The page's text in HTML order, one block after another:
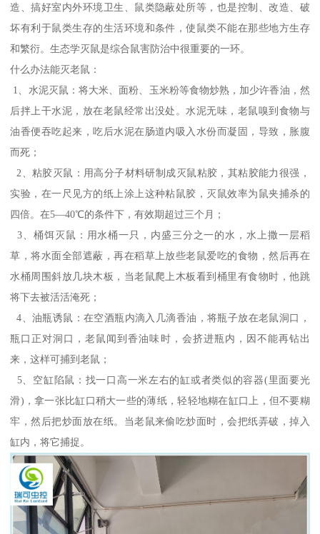
造、搞好室内外环境卫生、鼠类隐蔽处所等，也是控制、改造、破
坏有利于鼠类生存的生活环境和条件，使鼠类不能在那些地方生存
和繁衍。生态学灭鼠是综合鼠害防治中很重要的一环。
什么办法能灭老鼠：
1、水泥灭鼠：将大米、面粉、玉米粉等食物炒熟，加少许香油，然
后拌上干水泥，放在老鼠经常出没处。水泥无味，老鼠嗅到食物与
油香便吞吃起来，吃后水泥在肠道内吸入水份而凝固，导致，胀腹
而死；
2、粘胶灭鼠：用高分子材料研制成灭鼠粘胶，其粘胶能力很强，
实验，在一尺见方的纸上涂上这种粘鼠胶，灭鼠效率为鼠夹捕杀的
四倍。在5—40℃的条件下，有效期超过三个月；
3、桶饵灭鼠：用水桶一只，内盛三分之一的水，水上撒一层稻
草，将水面全部遮蔽，再在稻草上放些老鼠爱吃的食物，然后再在
水桶周围斜放几块木板，当老鼠爬上木板看到桶里有食物时，他跳
将下去被活活淹死；
4、油瓶诱鼠：在空酒瓶内滴入几滴香油，将瓶子放在老鼠洞口，
瓶口正对洞口，老鼠闻到香油味时，会挤进瓶内，因不能再钻出
来，这样可捕到老鼠；
5、空缸陷鼠：找一口高一米左右的缸或者类似的容器(里面要光
滑)，拿一张比缸口稍大一些的薄纸，轻轻地糊在缸口上，但不要糊
牢，然后把炒面放在纸。当老鼠来偷吃炒面时，会把纸弄破，掉入
缸内，将它捕捉。